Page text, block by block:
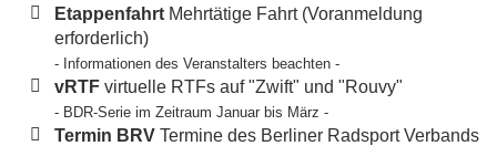
Etappenfahrt Mehrtätige Fahrt (Voranmeldung
erforderlich)
- Informationen des Veranstalters beachten -
vRTF virtuelle RTFs auf "Zwift" und "Rouvy"
- BDR-Serie im Zeitraum Januar bis März -
Termin BRV Termine des Berliner Radsport Verbands